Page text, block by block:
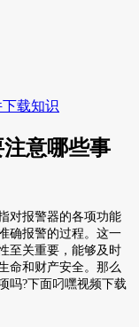
载知识
注意哪些事
对报警器的各项功能
确报警的过程。这一
关重要，能够及时
和财产安全。那么
项吗?下面叼嘿视频下载